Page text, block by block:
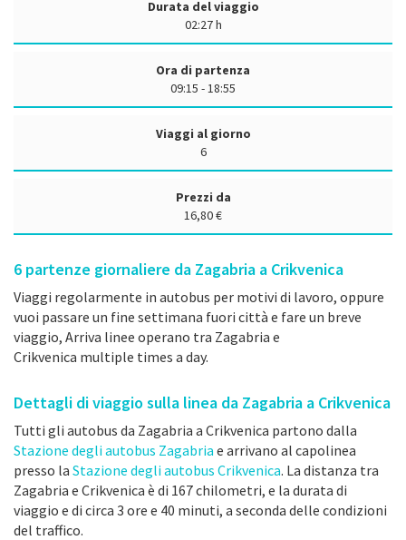
Durata del viaggio
02:27 h
Ora di partenza
09:15 - 18:55
Viaggi al giorno
6
Prezzi da
16,80 €
6 partenze giornaliere da Zagabria a Crikvenica
Viaggi regolarmente in autobus per motivi di lavoro, oppure
vuoi passare un fine settimana fuori città e fare un breve
viaggio, Arriva linee operano tra Zagabria e
Crikvenica multiple times a day.
Dettagli di viaggio sulla linea da Zagabria a Crikvenica
Tutti gli autobus da Zagabria a Crikvenica partono dalla
Stazione degli autobus Zagabria e arrivano al capolinea
presso la Stazione degli autobus Crikvenica. La distanza tra
Zagabria e Crikvenica è di 167 chilometri, e la durata di
viaggio e di circa 3 ore e 40 minuti, a seconda delle condizioni
del traffico.